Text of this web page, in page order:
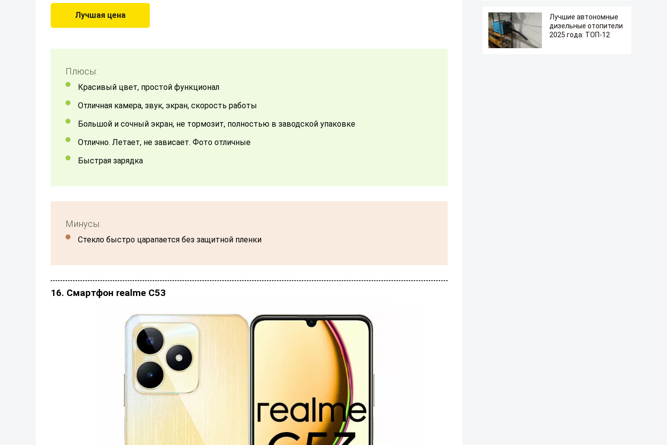
Лучшая цена
Плюсы:
Красивый цвет, простой функционал
отличная камера, звук, экран, скорость работы
Большой и сочный экран, не тормозит, полностью в заводской упаковке
Отлично. Летает, не зависает. Фото отличные
Быстрая зарядка
Минусы:
Стекло быстро царапается без защитной пленки
16. Смартфон realme C53
Лучшие автономные
дизельные отопители
2025 года: ТОП-12